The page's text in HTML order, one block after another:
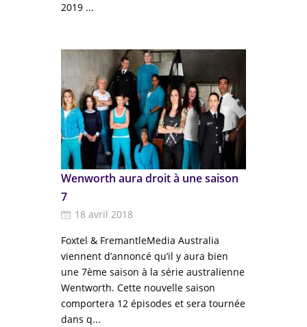
2019 ...
Wenworth aura droit à une saison
7
18 avril 2018
Foxtel & FremantleMedia Australia
viennent d’annoncé qu’il y aura bien
une 7ème saison à la série australienne
Wentworth. Cette nouvelle saison
comportera 12 épisodes et sera tournée
dans q...